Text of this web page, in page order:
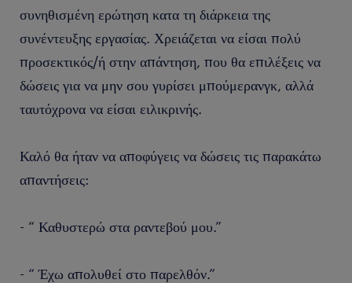
συνηθισμένη ερώτηση κατα τη διάρκεια της
συνέντευξης εργασίας. Χρειάζεται να είσαι πολύ
προσεκτικός/ή στην απάντηση, που θα επιλέξεις να
δώσεις για να μην σου γυρίσει μπούμερανγκ, αλλά
ταυτόχρονα να είσαι ειλικρινής.
Καλό θα ήταν να αποφύγεις να δώσεις τις παρακάτω
απαντήσεις:
- “ Καθυστερώ στα ραντεβού μου.”
- “ Έχω απολυθεί στο παρελθόν.”